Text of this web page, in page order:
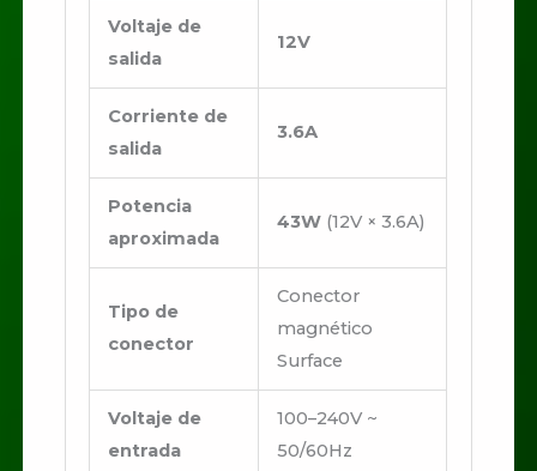
Voltaje de
salida
12V
Corriente de
salida
3.6A
Potencia
aproximada
43W(12V × 3.6A)
Tipo de
conector
Conector
magnético
Surface
Voltaje de
entrada
100–240V ~
50/60Hz